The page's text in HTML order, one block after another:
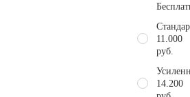
11.000
руб.
14.200